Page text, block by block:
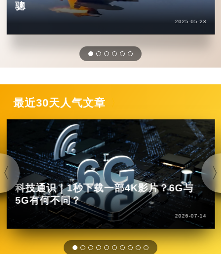
骢
2025-05-23
最近30天人气文章
科技通识｜1秒下载一部4K影片？6G与
5G有何不同？
2026-07-14